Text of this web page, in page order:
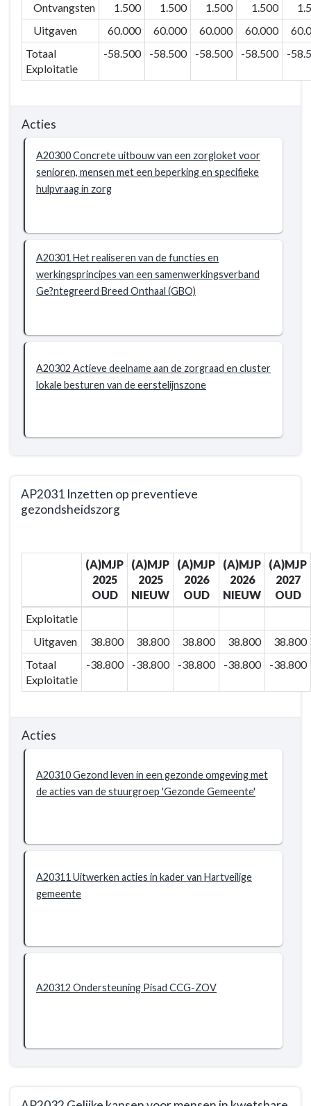
nodig
Actieplannen
zorg
nodig
Actieplannen
AP2030
Uitwerken
doelstellingen
eerstelijnszone
Mere,
Haaltert
Ontvangsten
1.500 1.500 1.500 1.500
Uitgaven
60.000 60.000 60.000 60.000
Totaal
Exploitatie
-58.500 -58.500 -58.500 -58.500 -
Acties
A20300 Concrete uitbouw van een zorgloket voor
senioren, mensen met een beperking en specifieke
hulpvraag in zorg
A20301 Het realiseren van de functies en
werkingsprincipes van een samenwerkingsverband
Ge?ntegreerd Breed Onthaal (GBO)
A20302 Actieve deelname aan de zorgraad en cluster
lokale besturen van de eerstelijnszone
AP2031 Inzetten op preventieve
gezondsheidszorg
naar
Extra
zorg
voor
nodig
heeft
Actieplannen
preventieve
(A)MJP
2025
OUD
(A)MJP
2025
NIEUW
(A)MJP
2026
OUD
(A)MJP
2026
NIEUW
(A)MJP
2027
OUD
Exploitatie
Uitgaven
38.800 38.800 38.800 38.800
38.800
Totaal
Exploitatie
-38.800 -38.800 -38.800 -38.800 -38.800
Acties
A20310 Gezond leven in een gezonde omgeving met
de acties van de stuurgroep 'Gezonde Gemeente'
A20311 Uitwerken acties in kader van Hartveilige
gemeente
A20312 Ondersteuning Pisad CCG-ZOV